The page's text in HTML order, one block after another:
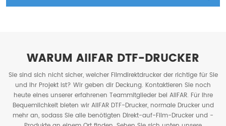
WARUM AIIFAR DTF-DRUCKER
Sie sind sich nicht sicher, welcher Filmdirektdrucker der richtige für Sie
und Ihr Projekt ist? Wir geben dir Deckung. Kontaktieren Sie noch
heute eines unserer erfahrenen Teammitglieder bei AIIFAR. Für Ihre
Bequemlichkeit bieten wir AIIFAR DTF-Drucker, normale Drucker und
mehr an, sodass Sie alle benötigten Direkt-auf-Film-Drucker und -